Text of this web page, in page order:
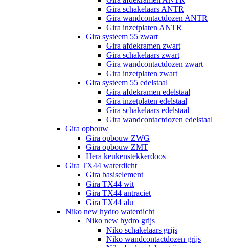
Gira schakelaars ANTR
Gira wandcontactdozen ANTR
Gira inzetplaten ANTR
Gira systeem 55 zwart
Gira afdekramen zwart
Gira schakelaars zwart
Gira wandcontactdozen zwart
Gira inzetplaten zwart
Gira systeem 55 edelstaal
Gira afdekramen edelstaal
Gira inzetplaten edelstaal
Gira schakelaars edelstaal
Gira wandcontactdozen edelstaal
Gira opbouw
Gira opbouw ZWG
Gira opbouw ZMT
Hera keukenstekkerdoos
Gira TX44 waterdicht
Gira basiselement
Gira TX44 wit
Gira TX44 antraciet
Gira TX44 alu
Niko new hydro waterdicht
Niko new hydro grijs
Niko schakelaars grijs
Niko wandcontactdozen grijs